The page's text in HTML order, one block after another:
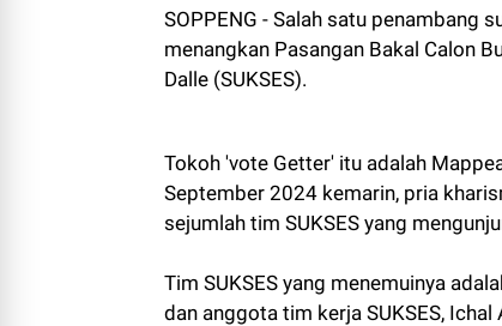
SOPPENG - Salah satu penambang
menangkan Pasangan Bakal Calon
Dalle (SUKSES).
Tokoh 'vote Getter' itu adalah
September 2024 kemarin, pria
sejumlah tim SUKSES yang
Tim SUKSES yang menemuinya
dan anggota tim kerja SUKSES,